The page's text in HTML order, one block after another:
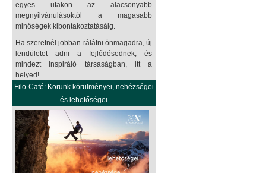
egyes utakon az alacsonyabb
megnyilvánulásoktól a magasabb
minőségek kibontakoztatásáig.
Ha szeretnél jobban rálátni önmagadra, új
lendületet adni a fejlődésednek, és
mindezt inspiráló társaságban, itt a
helyed!
Filo-Café: Korunk körülményei, nehézségei
és lehetőségei